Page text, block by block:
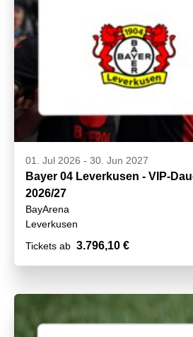
01. Jul 2026 - 30. Jun 2027
Bayer 04 Leverkusen - VIP-
2026/27
BayArena
Leverkusen
Tickets ab 3.796,10 €